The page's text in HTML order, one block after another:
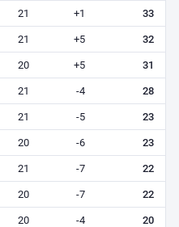
21 +1 33
21 +5 32
20 +5 31
21 -4 28
21 -5 23
20 -6 23
21 -7 22
20 -7 22
20 -4 20